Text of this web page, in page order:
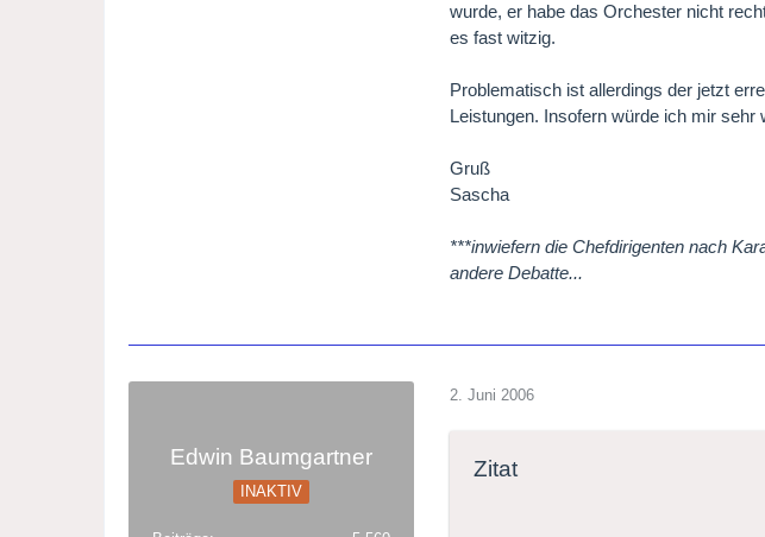
wurde, er habe das Orchester nicht
es fast witzig.
Problematisch ist allerdings der jetzt
Leistungen. Insofern würde ich mir
Gruß
Sascha
***inwiefern die Chefdirigenten nach
andere Debatte...
Edwin Baumgartner
INAKTIV
2. Juni 2006
Zitat